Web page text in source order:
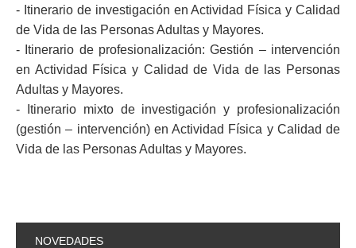
- Itinerario de investigación en Actividad Física y Calidad
de Vida de las Personas Adultas y Mayores.
- Itinerario de profesionalización: Gestión – intervención
en Actividad Física y Calidad de Vida de las Personas
Adultas y Mayores.
- Itinerario mixto de investigación y profesionalización
(gestión – intervención) en Actividad Física y Calidad de
Vida de las Personas Adultas y Mayores.
NOVEDADES